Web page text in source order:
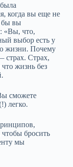
когда вы еще не
бы вы
«Вы, что,
выбор есть у
жизни. Почему
страх. Страх,
жизнь без
сможете
легко.
бросить
мы